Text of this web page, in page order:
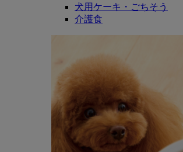
犬用ケーキ・ごちそう
介護食